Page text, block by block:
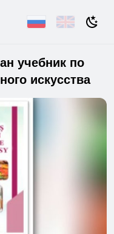
учебник по
искусства